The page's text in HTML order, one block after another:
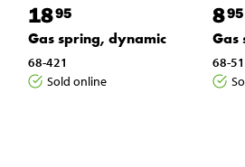
1895
Gas spring, dynamic
68-421
Sold online
895
Gas
68-